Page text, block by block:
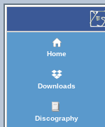
Home
Downloads
Discography